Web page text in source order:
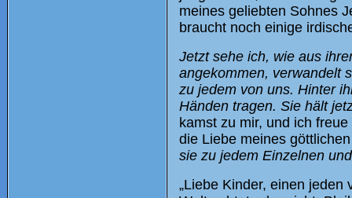
meines geliebten Sohnes
braucht noch einige
Jetzt sehe ich, wie aus
angekommen, verwandelt
zu jedem von uns. Hinter
Händen tragen. Sie hält
kamst zu mir, und ich
die Liebe meines
sie zu jedem Einzelnen
„Liebe Kinder, einen